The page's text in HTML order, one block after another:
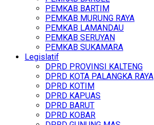
PEMKAB BARTIM
PEMKAB MURUNG RAYA
PEMKAB LAMANDAU
PEMKAB SERUYAN
PEMKAB SUKAMARA
Legislatif
DPRD PROVINSI KALTENG
DPRD KOTA PALANGKA RAYA
DPRD KOTIM
DPRD KAPUAS
DPRD BARUT
DPRD KOBAR